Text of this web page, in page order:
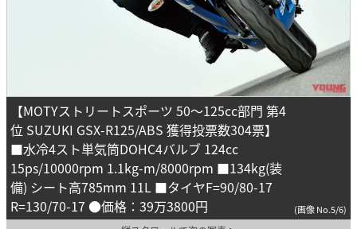
【MOTYストリートスポーツ 50～125cc部門 第4
位 SUZUKI GSX-R125/ABS 獲得投票数304票】
■水冷4スト単気筒DOHC4バルブ 124cc
15ps/10000rpm 1.1kg-m/8000rpm ■134kg(装
備) シート高785mm 11L ■タイヤF=90/80-17
R=130/70-17 ●価格：39万3800円
(画像 No.5/6)